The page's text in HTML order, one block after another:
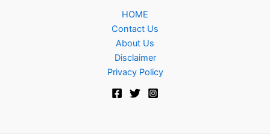
HOME
Contact Us
About Us
Disclaimer
Privacy Policy